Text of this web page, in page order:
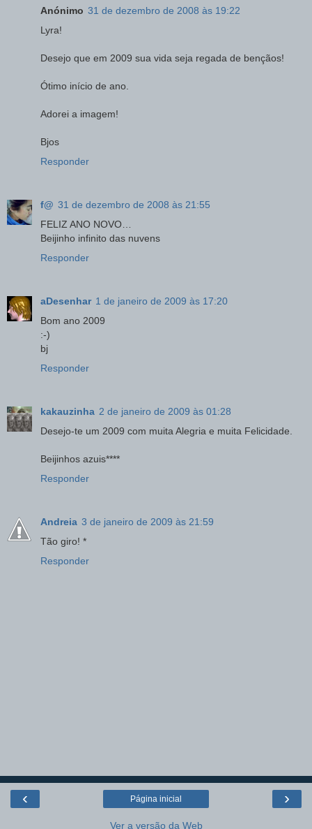
Anónimo 31 de dezembro de 2008 às 19:22
Lyra!
Desejo que em 2009 sua vida seja regada de bençãos!
Ótimo início de ano.
Adorei a imagem!
Bjos
Responder
f@ 31 de dezembro de 2008 às 21:55
FELIZ ANO NOVO…
Beijinho infinito das nuvens
Responder
aDesenhar 1 de janeiro de 2009 às 17:20
Bom ano 2009
:-)
bj
Responder
kakauzinha 2 de janeiro de 2009 às 01:28
Desejo-te um 2009 com muita Alegria e muita Felicidade.
Beijinhos azuis****
Responder
Andreia 3 de janeiro de 2009 às 21:59
Tão giro! *
Responder
‹ ›
Página inicial
Ver a versão da Web